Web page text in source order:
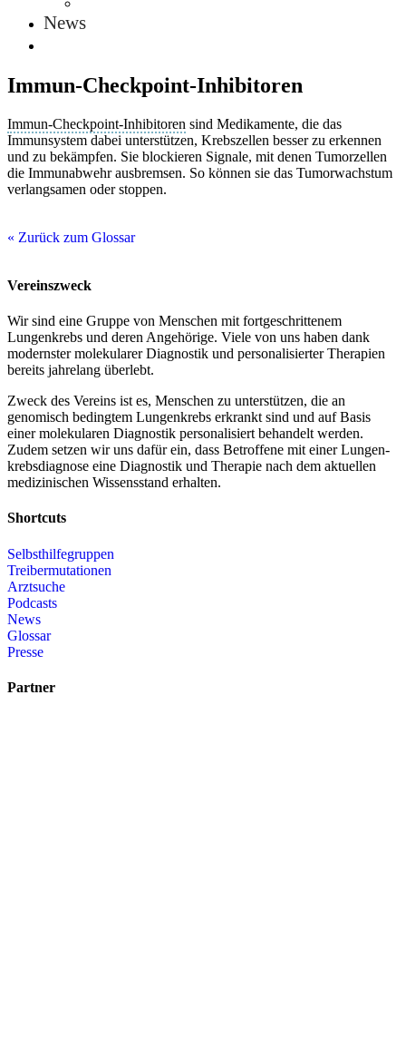
News
Immun-Checkpoint-Inhibitoren
Immun-Checkpoint-Inhibitoren sind Medikamente, die das
Immunsystem dabei unterstützen, Krebszellen besser zu erkennen
und zu bekämpfen. Sie blockieren Signale, mit denen Tumorzellen
die Immunabwehr ausbremsen. So können sie das Tumorwachstum
verlangsamen oder stoppen.
« Zurück zum Glossar
Vereinszweck
Wir sind eine Gruppe von Menschen mit fort­geschrittenem
Lungenkrebs und deren Angehörige. Viele von uns haben dank
modernster molekularer Diagnostik und personalisierter Therapien
bereits jahrelang überlebt.
Zweck des Vereins ist es, Menschen zu unterstützen, die an
genomisch bedingtem Lungenkrebs erkrankt sind und auf Basis
einer molekularen Diagnostik personalisiert behandelt werden.
Zudem setzen wir uns dafür ein, dass Betroffene mit einer Lungen­
krebsdiagnose eine Diagnostik und Therapie nach dem aktuellen
medizinischen Wissensstand erhalten.
Shortcuts
Selbsthilfegruppen
Treibermutationen
Arztsuche
Podcasts
News
Glossar
Presse
Partner